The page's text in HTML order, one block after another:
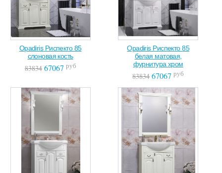
Opadiris Риспекто 85
слоновая кость
8383467067 руб
Opadiris Риспекто 85
белая матовая,
фурнитура хром
83834 67067 руб